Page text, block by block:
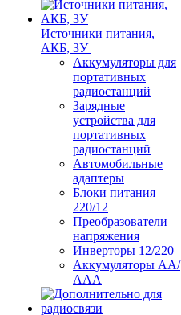
Источники питания,
АКБ, ЗУ
Аккумуляторы для
портативных
радиостанций
Зарядные
устройства для
портативных
радиостанций
Автомобильные
адаптеры
Блоки питания
220/12
Преобразователи
напряжения
Инверторы 12/220
Аккумуляторы АА/
ААА